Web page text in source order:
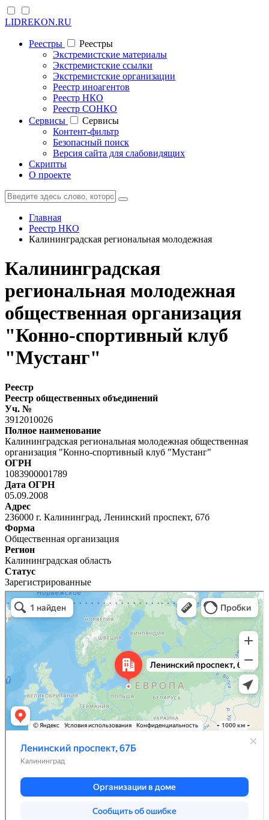
LIDREKON.RU
Реестры
Реестры
Экстремистские материалы
Экстремистские ссылки
Экстремистские организации
Реестр иноагентов
Реестр НКО
Реестр СОНКО
Cервисы
Cервисы
Контент-фильтр
Безопасный поиск
Версия сайта для слабовидящих
Скрипты
О проекте
Главная
Реестр НКО
Калининградская региональная молодежная
Калининградская
региональная молодежная
общественная организация
"Конно-спортивный клуб
"Мустанг"
Реестр
Реестр общественных объединений
Уч. №
3912010026
Полное наименование
Калининградская региональная молодежная общественная
организация "Конно-спортивный клуб "Мустанг"
ОГРН
1083900001789
Дата ОГРН
05.09.2008
Адрес
236000 г. Калининград, Ленинский проспект, 67б
Форма
Общественная организация
Регион
Калининградская область
Статус
Зарегистрированные